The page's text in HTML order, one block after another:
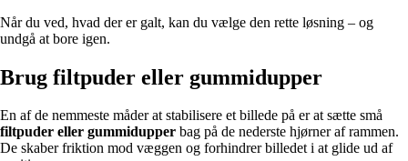
Når du ved, hvad der er galt, kan du vælge den rette løsning – og
undgå at bore igen.
Brug filtpuder eller gummidupper
En af de nemmeste måder at stabilisere et billede på er at sætte små
filtpuder eller gummidupper bag på de nederste hjørner af rammen.
De skaber friktion mod væggen og forhindrer billedet i at glide ud af